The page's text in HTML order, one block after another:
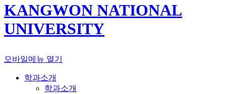
KANGWON NATIONAL
UNIVERSITY
모바일메뉴 열기
학과소개
학과소개